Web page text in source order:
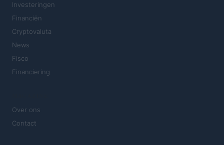
Investeringen
Financiën
Cryptovaluta
News
Fisco
Financiering
Over ons
Contact